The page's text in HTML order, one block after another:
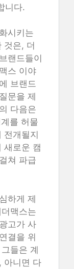
니다.
시키는
것은, 더
랜드들이
스 이야
브랜드
문을 제
다음은
를 허물
전개될지
새로운 캠
쳐 파급
하게 제
맥스는
고가 사
결을 위
들은 계
아니면 다